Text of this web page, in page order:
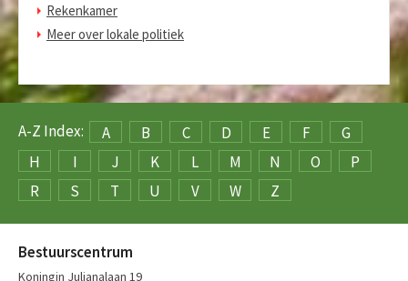
Rekenkamer
Meer over lokale politiek
A-Z Index: A B C D E F
G
H
I J K L M N O
P
R
S T U V W Z
Bestuurscentrum
Koningin Julianalaan 19